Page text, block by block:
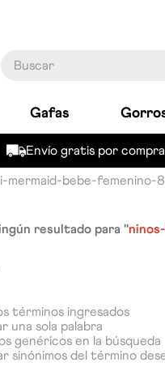
Gafas
Envío gratis por
mermaid-bebe-femenino-
resultado para "
términos ingresados
una sola palabra
genéricos en la búsqueda
sinónimos del término